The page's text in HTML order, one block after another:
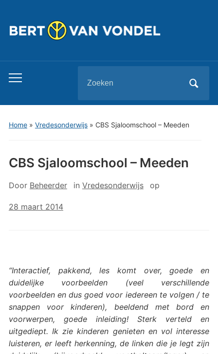
Toggle
menu
naar:
Home» Vredesonderwijs» CBS Sjaloomschool – Meeden
CBS Sjaloomschool – Meeden
Door Beheerder in Vredesonderwijs op
28 maart 2014
“Interactief, pakkend, les komt over, goede en
duidelijke voorbeelden (veel verschillende
voorbeelden en dus goed voor iedereen te volgen / te
snappen voor kinderen), beeldend met bord en
voorwerpen, goede inleiding! Sterk verteld en
uitgediept. Ik zie kinderen genieten en vol interesse
luisteren, er leeft herkenning, de linken die je legt zijn